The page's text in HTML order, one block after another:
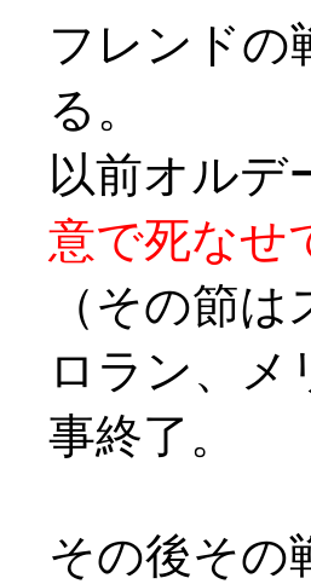
フレンドの
る。
以前オルデ
意で死なせ
（その節
ロラン、メ
事終了。
その後その